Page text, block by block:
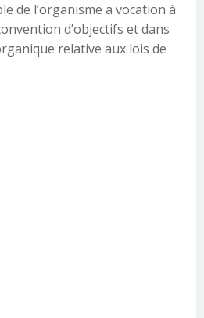
de l’organisme a vocation à
d’objectifs et dans
relative aux lois de